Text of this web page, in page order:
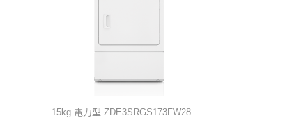
15kg 電力型 ZDE3SRGS173FW28